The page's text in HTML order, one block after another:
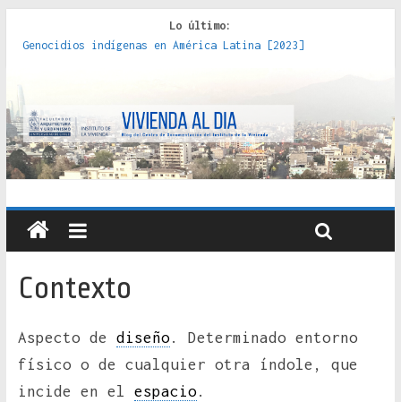
Lo último:
Genocidios indígenas en América Latina [2023]
políticas, prácticas y representaciones [2022]
crítica de las fronteras latinoamericanas [2020]
Criterios técnicos para una vivienda adecuada [2019]
Red de consultorios de la Caja del Seguro Obrero en
Santiago : un patrimonio emblemático [2014]
Contexto
Aspecto de diseño. Determinado entorno
físico o de cualquier otra índole, que
incide en el espacio.